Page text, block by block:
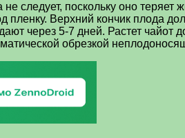
следует, поскольку оно
Верхний кончик плода
через 5-7 дней. Растет чайот
обрезкой